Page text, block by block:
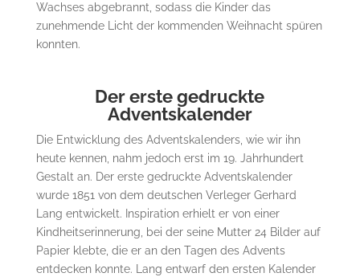
Wachses abgebrannt, sodass die Kinder das
zunehmende Licht der kommenden Weihnacht spüren
konnten.
Der erste gedruckte
Adventskalender
Die Entwicklung des Adventskalenders, wie wir ihn
heute kennen, nahm jedoch erst im 19. Jahrhundert
Gestalt an. Der erste gedruckte Adventskalender
wurde 1851 von dem deutschen Verleger Gerhard
Lang entwickelt. Inspiration erhielt er von einer
Kindheitserinnerung, bei der seine Mutter 24 Bilder auf
Papier klebte, die er an den Tagen des Advents
entdecken konnte. Lang entwarf den ersten Kalender